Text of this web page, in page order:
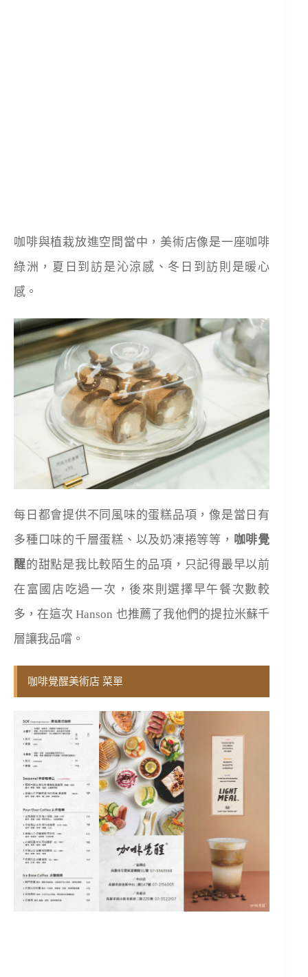
咖啡與植栽放進空間當中，美術店像是一座咖啡
綠洲，夏日到訪是沁涼感、冬日到訪則是暖心
感。
每日都會提供不同風味的蛋糕品項，像是當日有
多種口味的千層蛋糕、以及奶凍捲等等， 咖啡覺
醒的甜點是我比較陌生的品項，只記得最早以前
在富國店吃過一次，後來則選擇早午餐次數較
多，在這次 Hanson 也推薦了我他們的提拉米蘇千
層讓我品嚐。
咖啡覺醒美術店 菜單